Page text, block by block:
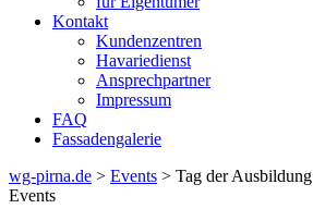
Kontakt
Kundenzentren
Havariedienst
Ansprechpartner
Impressum
FAQ
Fassadengalerie
wg-pirna.de > Events > Tag der Ausbildung
Events